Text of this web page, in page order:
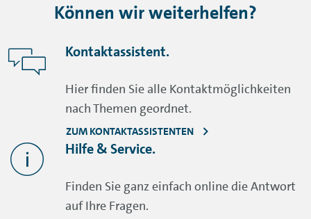
Können wir weiterhelfen?
Kontaktassistent.
Hier finden Sie alle Kontaktmöglichkeiten
nach Themen geordnet.
ZUM KONTAKTASSISTENTEN
Hilfe & Service.
Finden Sie ganz einfach online die Antwort
auf Ihre Fragen.